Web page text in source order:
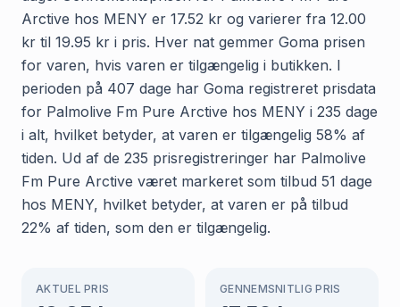
Arctive hos MENY er 17.52 kr og varierer fra 12.00
kr til 19.95 kr i pris. Hver nat gemmer Goma prisen
for varen, hvis varen er tilgængelig i butikken. I
perioden på 407 dage har Goma registreret prisdata
for Palmolive Fm Pure Arctive hos MENY i 235 dage
i alt, hvilket betyder, at varen er tilgængelig 58% af
tiden. Ud af de 235 prisregistreringer har Palmolive
Fm Pure Arctive været markeret som tilbud 51 dage
hos MENY, hvilket betyder, at varen er på tilbud
22% af tiden, som den er tilgængelig.
AKTUEL PRIS GENNEMSNITLIG PRIS